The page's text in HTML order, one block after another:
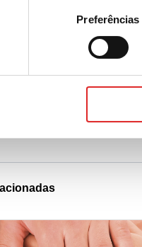
Preferências
Acessórios para